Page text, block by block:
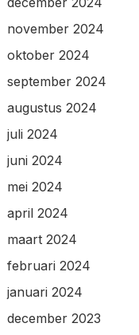
november 2024
oktober 2024
september 2024
augustus 2024
juli 2024
juni 2024
mei 2024
april 2024
maart 2024
februari 2024
januari 2024
december 2023